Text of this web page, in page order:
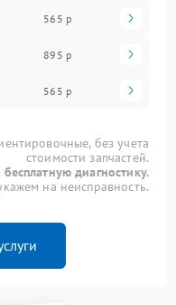
565 р
895 р
565 р
без учета
стоимости запчастей.
диагностику.
на неисправность.